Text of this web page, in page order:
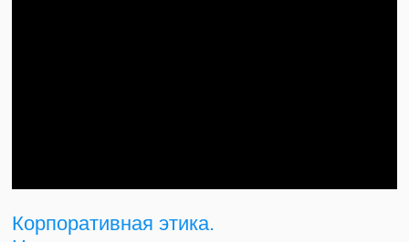
Корпоративная этика.